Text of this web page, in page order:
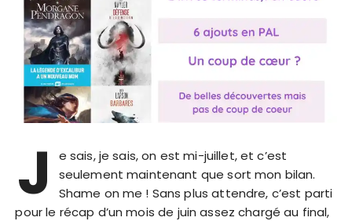
J
e sais, je sais, on est mi-juillet, et c’est
seulement maintenant que sort mon bilan.
Shame on me ! Sans plus attendre, c’est parti
pour le récap d’un mois de juin assez chargé au final,